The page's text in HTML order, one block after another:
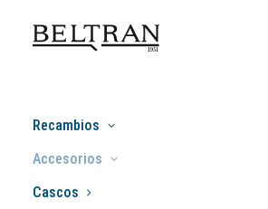
Recambios
Accesorios
Cascos
Inicio»Accesorios
Cubrepiernas Tucano Piaggio MP3
Yourban (< 2018)